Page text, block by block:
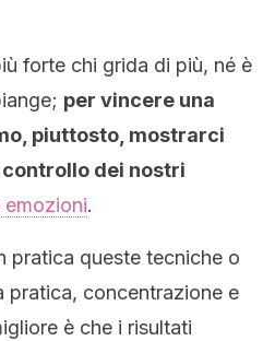
forte chi grida di più, né è
per vincere una
piuttosto, mostrarci
dei nostri
emozioni.
pratica queste tecniche o
pratica, concentrazione e
è che i risultati